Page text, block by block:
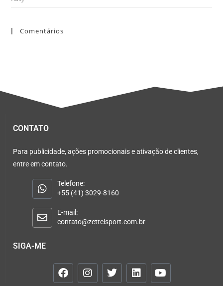
Comentários
CONTATO
Para publicidade, ações promocionais e ativação de clientes,
entre em contato.
Telefone:
+55 (41) 3029-8160
E-mail:
contato@zettelsport.com.br
SIGA-ME